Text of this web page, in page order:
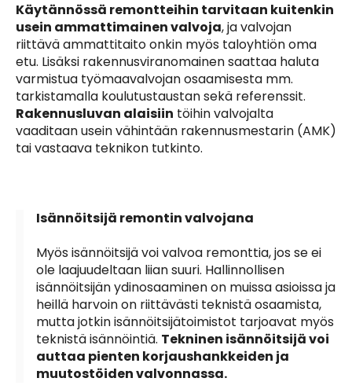
Käytännössä remontteihin tarvitaan kuitenkin
usein ammattimainen valvoja, ja valvojan
riittävä ammattitaito onkin myös taloyhtiön oma
etu. Lisäksi rakennusviranomainen saattaa haluta
varmistua työmaavalvojan osaamisesta mm.
tarkistamalla koulutustaustan sekä referenssit.
Rakennusluvan alaisiin töihin valvojalta
vaaditaan usein vähintään rakennusmestarin (AMK)
tai vastaava teknikon tutkinto.
Isännöitsijä remontin valvojana
Myös isännöitsijä voi valvoa remonttia, jos se ei
ole laajuudeltaan liian suuri. Hallinnollisen
isännöitsijän ydinosaaminen on muissa asioissa ja
heillä harvoin on riittävästi teknistä osaamista,
mutta jotkin isännöitsijätoimistot tarjoavat myös
teknistä isännöintiä. Tekninen isännöitsijä voi
auttaa pienten korjaushankkeiden ja
muutostöiden valvonnassa.